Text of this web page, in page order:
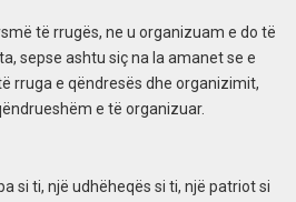
të rrugës, ne u organizuam e do të
sepse ashtu siç na la amanet se e
rruga e qëndresës dhe organizimit,
e të organizuar.
si ti, një udhëheqës si ti, një patriot si